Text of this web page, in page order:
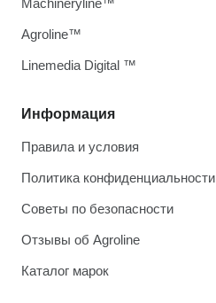
Информация
Правила и условия
Политика конфиденциальности
Советы по безопасности
Отзывы об Agroline
Каталог марок
Machineryline™
Agroline™
Linemedia Digital ™